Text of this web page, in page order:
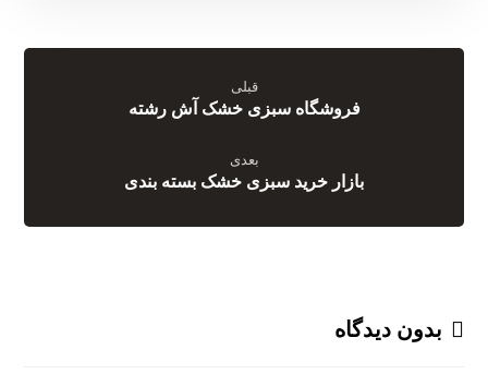
قبلی
فروشگاه سبزی خشک آش رشته
بعدی
بازار خرید سبزی خشک بسته بندی
بدون دیدگاه